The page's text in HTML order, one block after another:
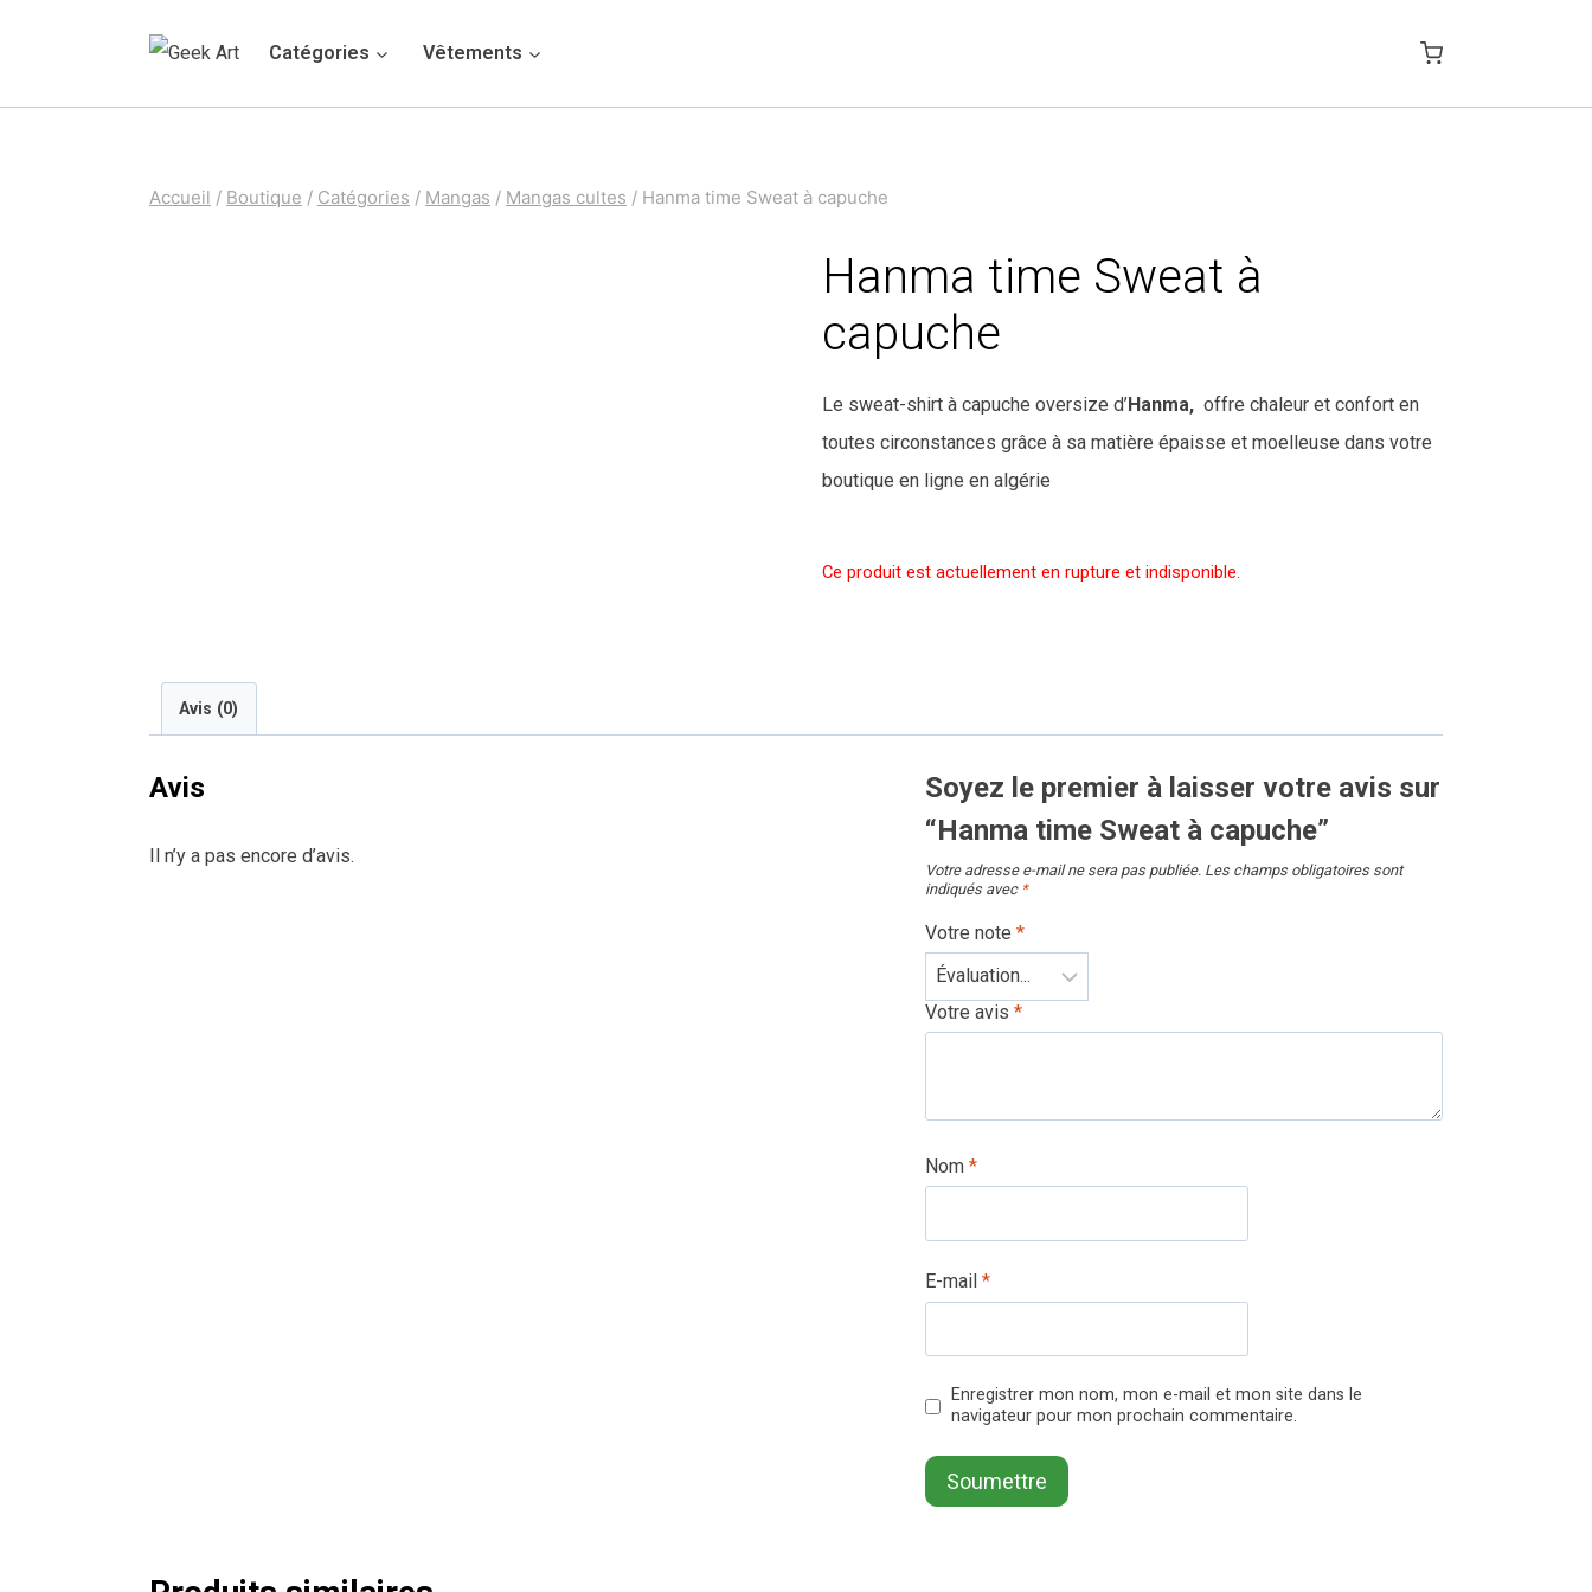
Catégories Vêtements
Accueil / Boutique / Catégories / Mangas / Mangas cultes / Hanma time Sweat à capuche
Hanma time Sweat à
capuche
Le sweat-shirt à capuche oversize d’Hanma, offre chaleur et confort en
toutes circonstances grâce à sa matière épaisse et moelleuse dans votre
boutique en ligne en algérie
Ce produit est actuellement en rupture et indisponible.
Avis (0)
Avis
Il n’y a pas encore d’avis.
Soyez le premier à laisser votre avis sur
“Hanma time Sweat à capuche”
Votre adresse e-mail ne sera pas publiée. Les champs obligatoires sont
indiqués avec *
Votre note*
Votre avis*
Nom*
E-mail*
Enregistrer mon nom, mon e-mail et mon site dans le
navigateur pour mon prochain commentaire.